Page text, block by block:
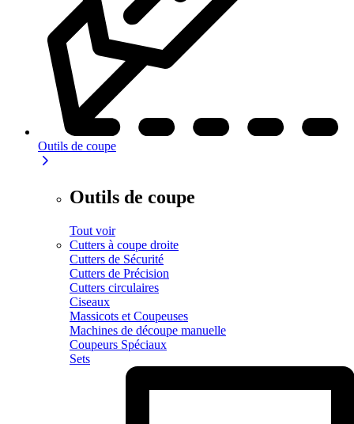
Outils de coupe
Outils de coupe
Tout voir
Cutters à coupe droite
Cutters de Sécurité
Cutters de Précision
Cutters circulaires
Ciseaux
Massicots et Coupeuses
Machines de découpe manuelle
Coupeurs Spéciaux
Sets